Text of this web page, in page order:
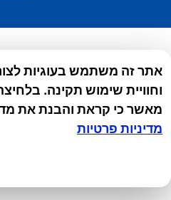
אתר זה משתמש בעוגיות
וחוויית שימוש תקינה.
מאשר כי קראת והבנת את
מדיניות פרטיות